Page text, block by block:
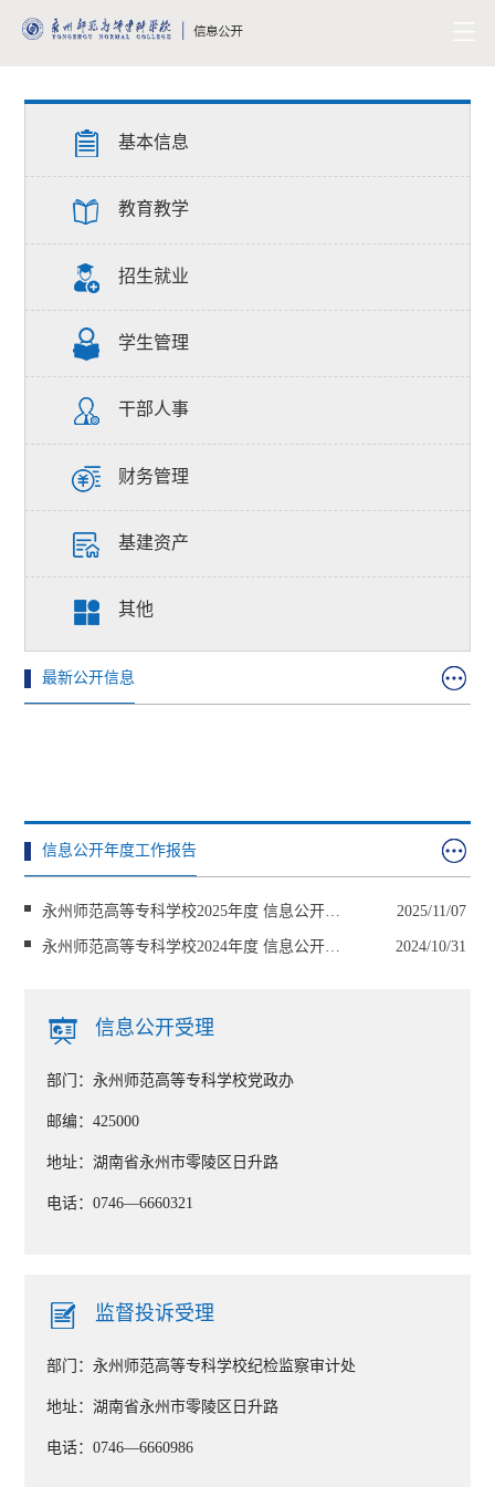
基本信息
教育教学
招生就业
学生管理
干部人事
财务管理
基建资产
其他
最新公开信息
信息公开年度工作报告
2025/11/07
永州师范高等专科学校2025年度 信息公开工
作报告 2024/10/31
永州师范高等专科学校2024年度 信息公开工
作报告
信息公开制度信息公开受理
部门：永州师范高等专科学校党政办
邮编：425000
地址：湖南省永州市零陵区日升路
电话：0746—6660321
监督投诉受理
部门：永州师范高等专科学校纪检监察审计处
地址：湖南省永州市零陵区日升路
电话：0746—6660986